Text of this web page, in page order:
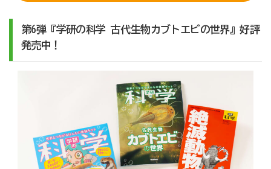
第6弾『学研の科学 古代生物カブトエビの世界』好評
発売中！